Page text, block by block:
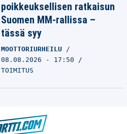
poikkeuksellisen ratkaisun
Suomen MM-rallissa –
tässä syy
MOOTTORIURHEILU
08.08.2026 - 17:50
TOIMITUS